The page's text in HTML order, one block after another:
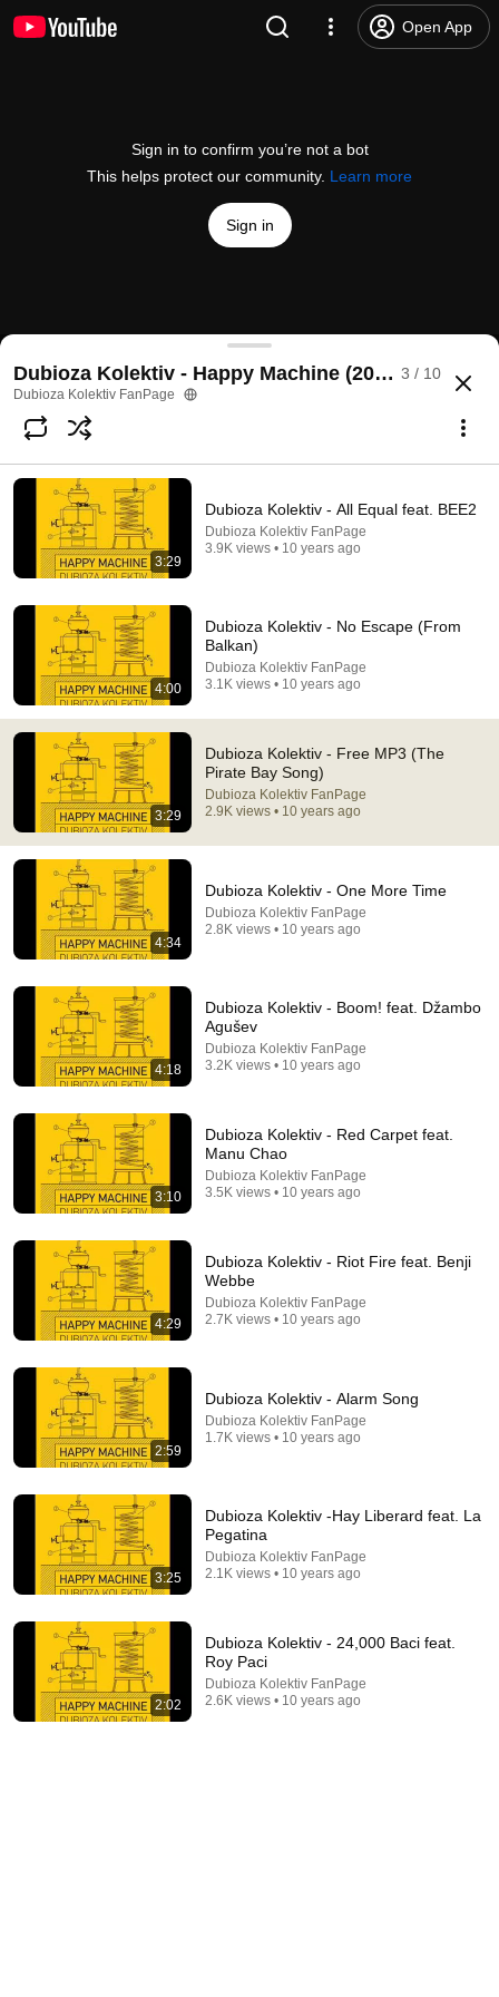
Open App
Sign in to confirm you’re not a bot
This helps protect our community. Learn more
Sign in
Dubioza Kolektiv - Free MP3 (The Pirate Bay Song)
@dubiozakolektivfanpage2609 more
Subscribe
Comments
Comment...
Dubioza Kolektiv - YEBIGA (Official Video)
Dubioza kolektiv 1.7M views
Immediately (It's a Trap)
James Whitmore
New
592K views
Saturday Night Live 12M views
Dubioza Kolektiv - Happy Machine (2016)3 / 10
Dubioza Kolektiv FanPage
3:29
Dubioza Kolektiv - All Equal feat. BEE2
Dubioza Kolektiv FanPage
3.9K views • 10 years ago
4:00
Dubioza Kolektiv - No Escape (From
Balkan)
Dubioza Kolektiv FanPage
3.1K views • 10 years ago
3:29
Dubioza Kolektiv - Free MP3 (The
Pirate Bay Song)
Dubioza Kolektiv FanPage
2.9K views • 10 years ago
4:34
Dubioza Kolektiv - One More Time
Dubioza Kolektiv FanPage
2.8K views • 10 years ago
4:18
Dubioza Kolektiv - Boom! feat. Džambo
Agušev
Dubioza Kolektiv FanPage
3.2K views • 10 years ago
3:10
Dubioza Kolektiv - Red Carpet feat.
Manu Chao
Dubioza Kolektiv FanPage
3.5K views • 10 years ago
4:29
Dubioza Kolektiv - Riot Fire feat. Benji
Webbe
Dubioza Kolektiv FanPage
2.7K views • 10 years ago
2:59
Dubioza Kolektiv - Alarm Song
Dubioza Kolektiv FanPage
1.7K views • 10 years ago
3:25
Dubioza Kolektiv -Hay Liberard feat. La
Pegatina
Dubioza Kolektiv FanPage
2.1K views • 10 years ago
2:02
Dubioza Kolektiv - 24,000 Baci feat.
Roy Paci
Dubioza Kolektiv FanPage
2.6K views • 10 years ago